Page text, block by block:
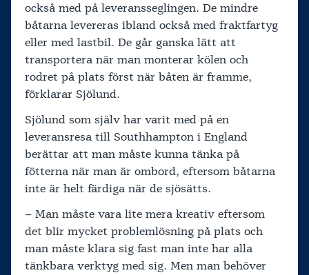
också med på leveransseglingen. De mindre
båtarna levereras ibland också med fraktfartyg
eller med lastbil. De går ganska lätt att
transportera när man monterar kölen och
rodret på plats först när båten är framme,
förklarar Sjölund.
Sjölund som själv har varit med på en
leveransresa till Southhampton i England
berättar att man måste kunna tänka på
fötterna när man är ombord, eftersom båtarna
inte är helt färdiga när de sjösätts.
– Man måste vara lite mera kreativ eftersom
det blir mycket problemlösning på plats och
man måste klara sig fast man inte har alla
tänkbara verktyg med sig. Men man behöver